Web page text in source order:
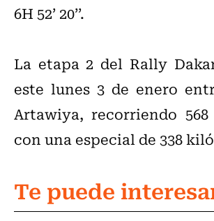
6H 52’ 20’’.
La etapa 2 del Rally
este lunes 3 de enero
Artawiya, recorriendo
con una especial de 338
Te puede